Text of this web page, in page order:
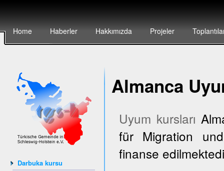
Home Haberler Hakkımızda Projeler
Darbuka kursu
Almanca
Uyum kursları
für Migration
finanse